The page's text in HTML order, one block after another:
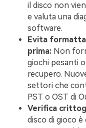
il disco non
e valuta una
software.
Evita
prima: Non
giochi pesanti
recupero.
settori che
PST o OST di
Verifica
disco di gioco